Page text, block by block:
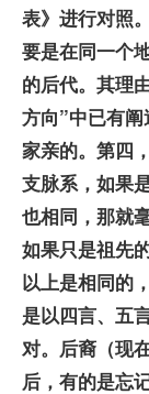
表》进行对照
要是在同一个
的后代。其理
方向”中已有
家亲的。 第四
支脉系，如果
也相同，那就
如果只是祖先
以上是相同的
是以四言、五
对。后裔（现
后，有的是忘